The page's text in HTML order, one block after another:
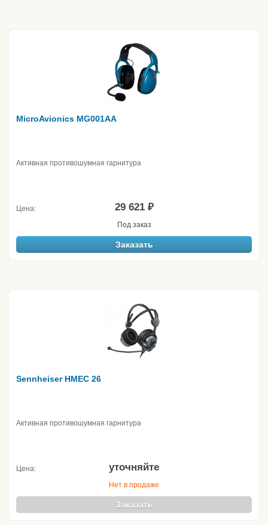
MicroAvionics MG001AA
Активная противошумная гарнитура
Цена: 29 621 ₽
Под заказ
Заказать
Sennheiser HMEC 26
Активная противошумная гарнитура
Цена: уточняйте
Нет в продаже
Заказать